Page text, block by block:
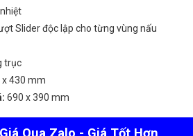
Slider độc lập cho từng vùng nấu
trục
x 430 mm
690 x 390 mm
Qua Zalo - Giá Tốt Hơn